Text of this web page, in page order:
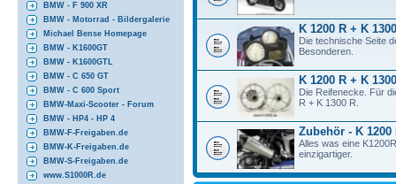
BMW - F 900 XR
BMW - Motorrad - Bildergalerie
Michael Bense Homepage
BMW - K1600GT
BMW - K1600GTL
BMW - C 650 GT
BMW - C 600 Sport
BMW-Maxi-Scooter - Forum
BMW - HP4 - HP 4
BMW-F-Freigaben.de
BMW-K-Freigaben.de
BMW-S-Freigaben.de
www.S1000R.de
K 1200 R + K
Die technische Seite
Besonderen.
K 1200 R + K
Die Reifenecke. Für
R + K 1300 R.
Zubehör - K 1200
Alles was eine
einzigartiger.